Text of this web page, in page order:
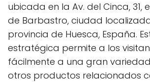
ubicada en la Av. del Cinca, 31,
de Barbastro, ciudad
provincia de Huesca, España.
estratégica permite a los
fácilmente a una gran
otros productos relacionados